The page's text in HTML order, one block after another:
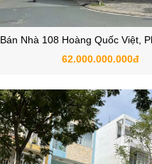
Bán Nhà 108 Hoàng Quốc Việt,
Mỹ, Quận 7, TP.HCM
62.000.000.000đ